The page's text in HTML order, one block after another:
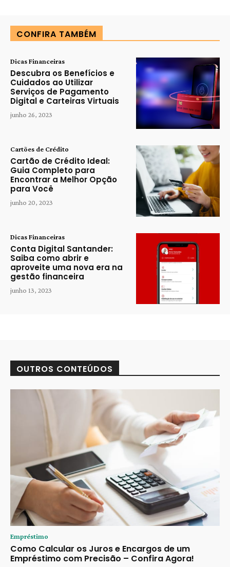
CONFIRA TAMBÉM
Dicas Financeiras
Descubra os Benefícios e
Cuidados ao Utilizar
Serviços de Pagamento
Digital e Carteiras Virtuais
junho 26, 2023
Cartões de Crédito
Cartão de Crédito Ideal:
Guia Completo para
Encontrar a Melhor Opção
para Você
junho 20, 2023
Dicas Financeiras
Conta Digital Santander:
Saiba como abrir e
aproveite uma nova era na
gestão financeira
junho 13, 2023
OUTROS CONTEÚDOS
Empréstimo
Como Calcular os Juros e Encargos de um
Empréstimo com Precisão – Confira Agora!